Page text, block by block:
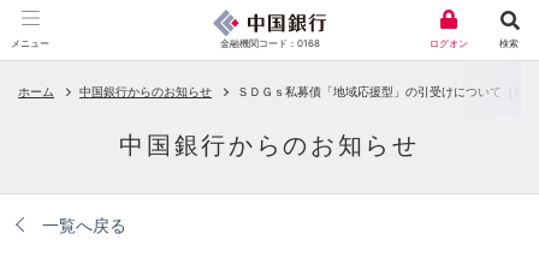
金融機関コード：0168
メニュー 検索
ログオン
ホーム 中国銀行からのお知らせ ＳＤＧｓ私募債「地域応援型」の引受けについて（株
中国銀行からのお知らせ
一覧へ戻る